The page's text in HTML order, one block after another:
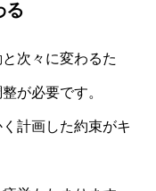
る
次々に変わるた
が必要です。
計画した約束がキ